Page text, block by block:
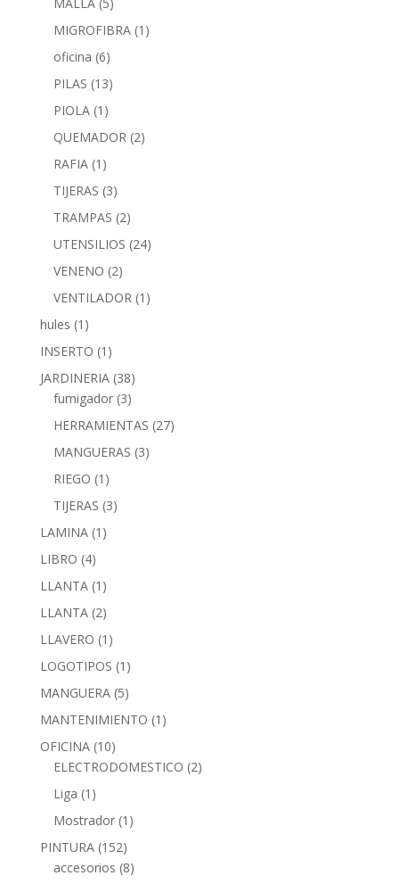
MIGROFIBRA (1)
oficina (6)
PILAS (13)
PIOLA (1)
QUEMADOR (2)
RAFIA (1)
TIJERAS (3)
TRAMPAS (2)
UTENSILIOS (24)
VENENO (2)
VENTILADOR (1)
hules (1)
INSERTO (1)
JARDINERIA (38)
fumigador (3)
HERRAMIENTAS (27)
MANGUERAS (3)
RIEGO (1)
TIJERAS (3)
LAMINA (1)
LIBRO (4)
LLANTA (1)
LLANTA (2)
LLAVERO (1)
LOGOTIPOS (1)
MANGUERA (5)
MANTENIMIENTO (1)
OFICINA (10)
ELECTRODOMESTICO (2)
Liga (1)
Mostrador (1)
PINTURA (152)
accesorios (8)